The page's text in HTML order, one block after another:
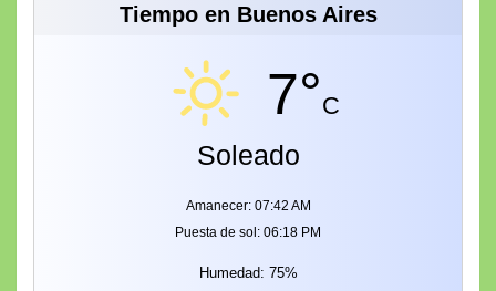
Tiempo en Buenos Aires
7°C
Soleado
Amanecer: 07:42 AM
Puesta de sol: 06:18 PM
Humedad: 75%